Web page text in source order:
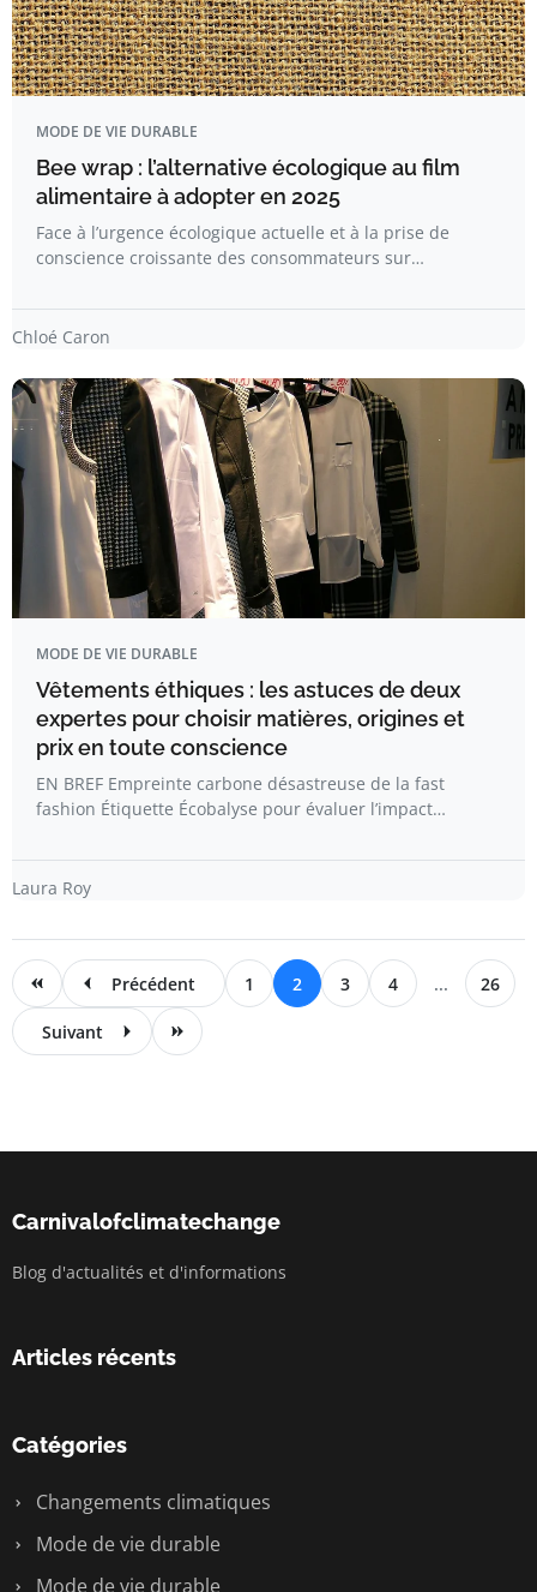
MODE DE VIE DURABLE
Bee wrap : l’alternative écologique au film
alimentaire à adopter en 2025
Face à l’urgence écologique actuelle et à la prise de
conscience croissante des consommateurs sur…
Chloé Caron
MODE DE VIE DURABLE
Vêtements éthiques : les astuces de deux
expertes pour choisir matières, origines et
prix en toute conscience
EN BREF Empreinte carbone désastreuse de la fast
fashion Étiquette Écobalyse pour évaluer l’impact…
Laura Roy
Précédent 1 2 3 4 ... 26
Suivant
Carnivalofclimatechange
Blog d'actualités et d'informations
Articles récents
Catégories
Changements climatiques
Mode de vie durable
Mode de vie durable